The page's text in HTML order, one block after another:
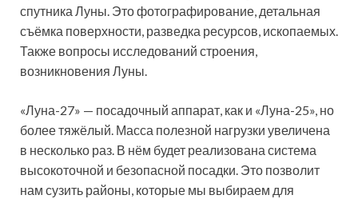
спутника Луны. Это фотографирование, детальная
съёмка поверхности, разведка ресурсов, ископаемых.
Также вопросы исследований строения,
возникновения Луны.
«Луна-27» — посадочный аппарат, как и «Луна-25», но
более тяжёлый. Масса полезной нагрузки увеличена
в несколько раз. В нём будет реализована система
высокоточной и безопасной посадки. Это позволит
нам сузить районы, которые мы выбираем для